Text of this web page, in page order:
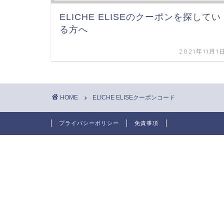
ELICHE ELISEのクーポンを探してい
る方へ
2021年11月1
HOME ELICHE ELISEクーポンコード
プライバシーポリシー 免責事項